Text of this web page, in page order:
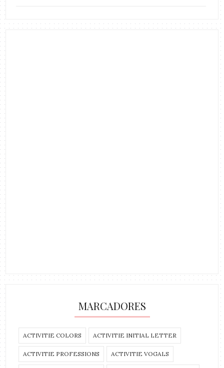
MARCADORES
ACTIVITIE COLORS ACTIVITIE INITIAL LETTER
ACTIVITIE PROFESSIONS ACTIVITIE VOGALS